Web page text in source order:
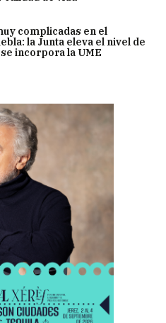
complicadas en el
la Junta eleva el nivel de
incorpora la UME